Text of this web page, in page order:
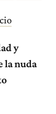
y
la nuda